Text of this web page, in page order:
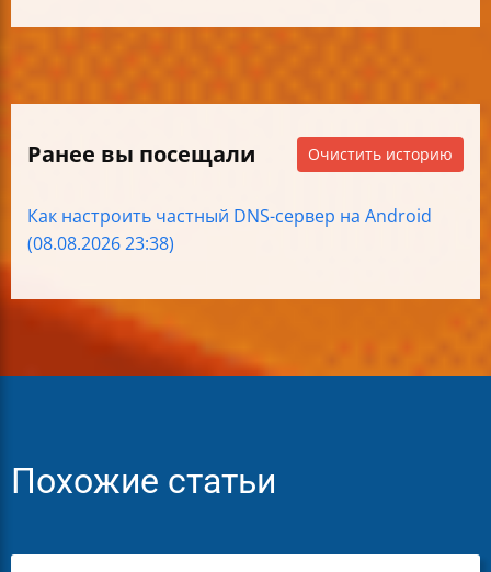
Ранее вы посещали Очистить историю
Как настроить частный DNS-сервер на Android
(08.08.2026 23:38)
Похожие статьи